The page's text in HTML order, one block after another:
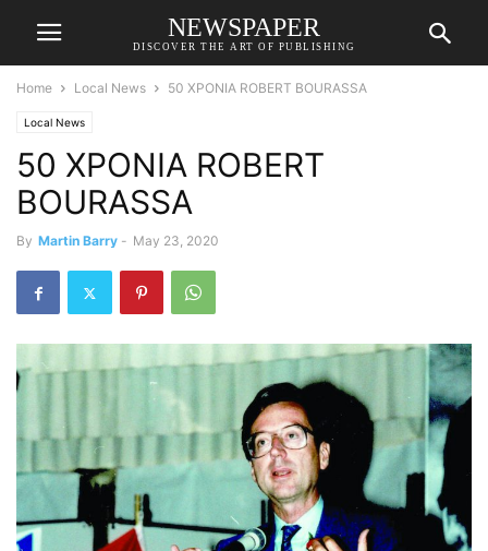
NEWSPAPER
DISCOVER THE ART OF PUBLISHING
Home Local News 50 ΧΡΟΝΙΑ ROBERT BOURASSA
Local News
50 ΧΡΟΝΙΑ ROBERT
BOURASSA
By Martin Barry - May 23, 2020